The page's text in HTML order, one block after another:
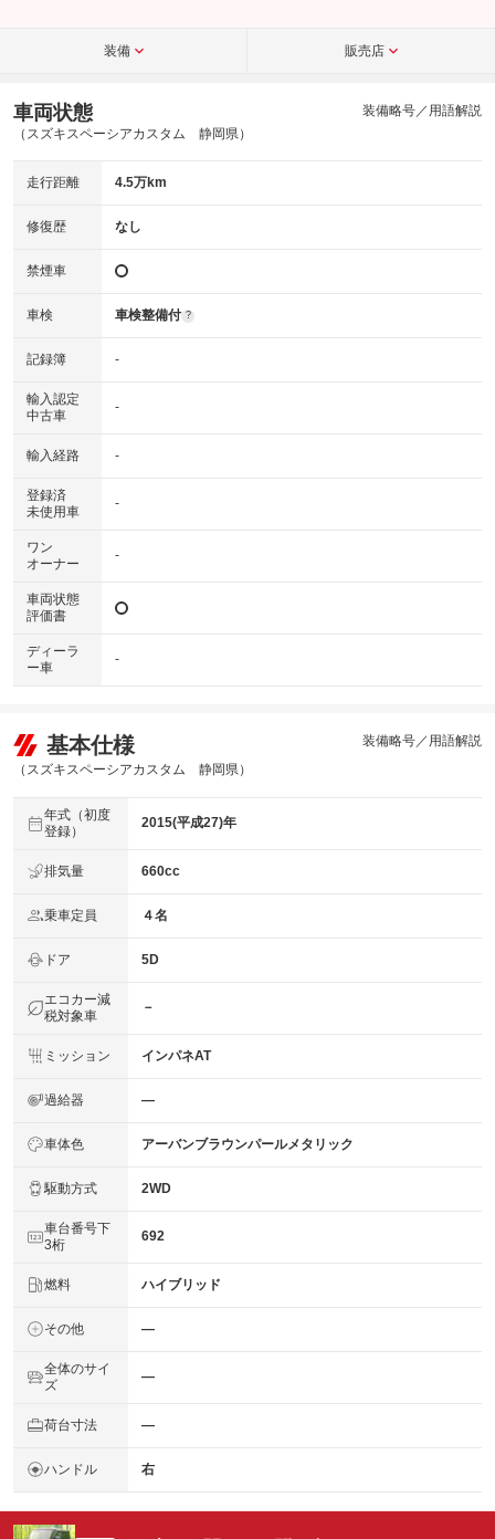
装備 販売店
車両状態
（スズキスペーシアカスタム 静岡県）
装備略号／用語解説
走行距離 4.5万km
修復歴 なし
禁煙車
車検 車検整備付 ?
記録簿 -
輸入認定
中古車
-
輸入経路 -
登録済
未使用車
-
ワン
オーナー
-
車両状態
評価書
ディーラ
ー車
-
基本仕様
（スズキスペーシアカスタム 静岡県）
装備略号／用語解説
年式（初度
登録）
2015(平成27)年
排気量 660cc
乗車定員 ４名
ドア 5D
エコカー減
税対象車
－
ミッション インパネAT
過給器 ―
車体色 アーバンブラウンパールメタリック
駆動方式 2WD
車台番号下
3桁
692
燃料 ハイブリッド
その他 ―
全体のサイ
ズ
―
荷台寸法 ―
ハンドル 右